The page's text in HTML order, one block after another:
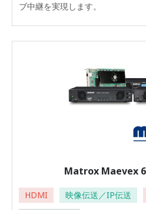
ブ中継を実現します。
Matrox Maevex
HDMI 映像伝送／IP伝送